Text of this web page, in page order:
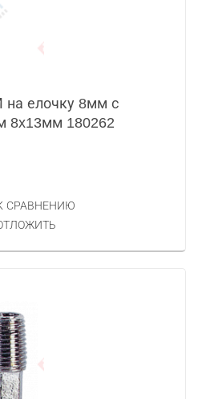
на елочку 8мм с
8x13мм 180262
СРАВНЕНИЮ